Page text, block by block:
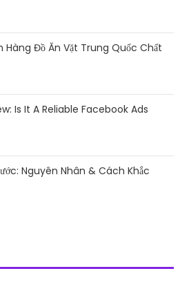
Hàng Đồ Ăn Vặt Trung Quốc Chất
Is It A Reliable Facebook Ads
Nguyên Nhân & Cách Khắc